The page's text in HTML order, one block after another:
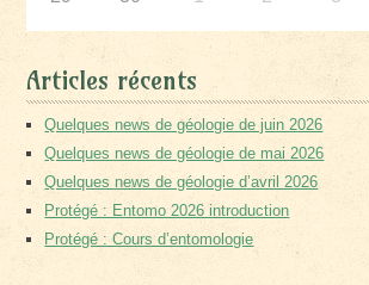
Articles récents
Quelques news de géologie de juin 2026
Quelques news de géologie de mai 2026
Quelques news de géologie d’avril 2026
Protégé : Entomo 2026 introduction
Protégé : Cours d’entomologie